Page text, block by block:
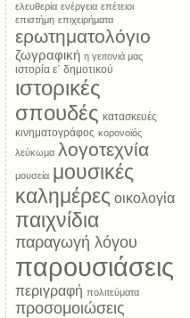
ελευθερία ενέργεια επέτειοι
επιστήμη επιχειρήματα
ερωτηματολόγιο
ζωγραφική η γειτονιά μας
ιστορία ε΄ δημοτικού
ιστορικές
σπουδές κατασκευές
κινηματογράφος κορονοϊός
λεύκωμα λογοτεχνία
μουσεία μουσικές
καλημέρες οικολογία
παιχνίδια
παραγωγή λόγου
παρουσιάσεις
περιγραφή πολιτεύματα
προσομοιώσεις